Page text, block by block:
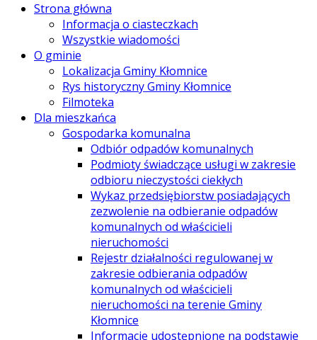
Strona główna
Informacja o ciasteczkach
Wszystkie wiadomości
O gminie
Lokalizacja Gminy Kłomnice
Rys historyczny Gminy Kłomnice
Filmoteka
Dla mieszkańca
Gospodarka komunalna
Odbiór odpadów komunalnych
Podmioty świadczące usługi w zakresie
odbioru nieczystości ciekłych
Wykaz przedsiębiorstw posiadających
zezwolenie na odbieranie odpadów
komunalnych od właścicieli
nieruchomości
Rejestr działalności regulowanej w
zakresie odbierania odpadów
komunalnych od właścicieli
nieruchomości na terenie Gminy
Kłomnice
Informacje udostępnione na podstawie